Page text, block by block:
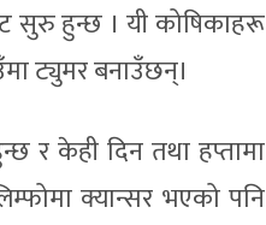
सुरु हुन्छ । यी कोषिकाहरू
ट्युमर बनाउँछन्।
र केही दिन तथा हप्तामा
क्यान्सर भएको पनि